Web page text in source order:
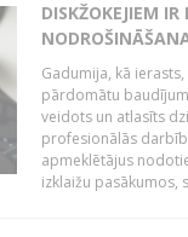
DISKŽOKEJIEM
Gadumija, kā
pārdomātu
veidots un atlasīts
profesionālās
apmeklētājus
izklaižu pasākumos,